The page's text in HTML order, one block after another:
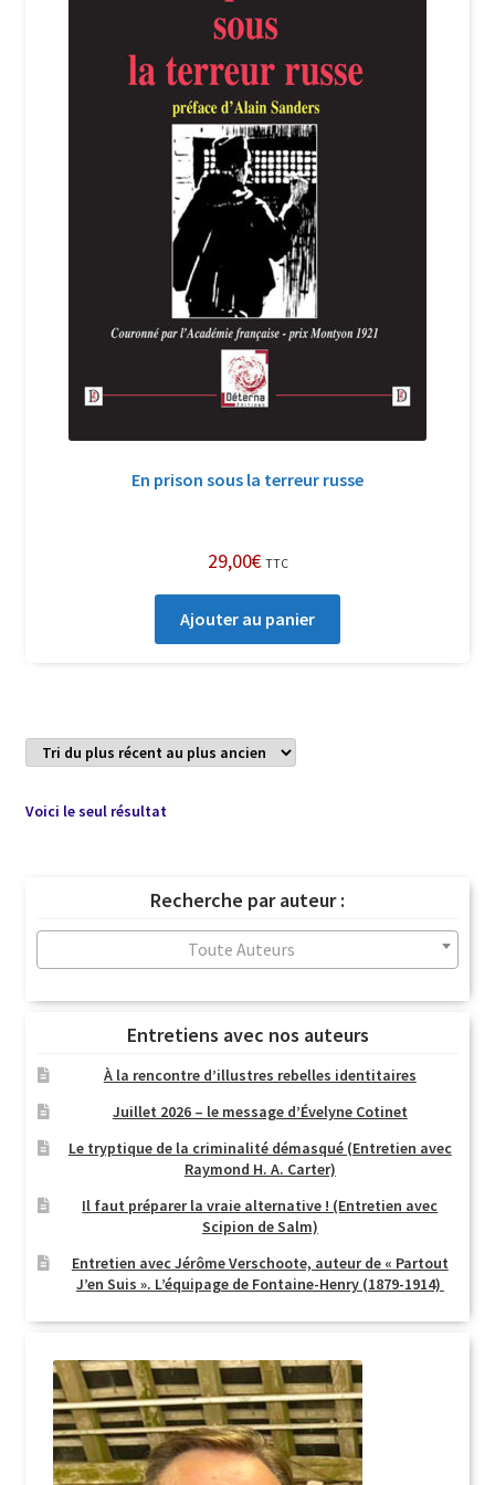
Politique de confidentialité et cookies
Qui sommes-nous ?
Soutien à Philippe Randa
Suivi de la Commande
En prison sous la terreur russe
29,00€ TTC
Ajouter au panier
Voici le seul résultat
Recherche par auteur :
Toute Auteurs
Entretiens avec nos auteurs
À la rencontre d’illustres rebelles identitaires
Juillet 2026 – le message d’Évelyne Cotinet
Le tryptique de la criminalité démasqué (Entretien avec
Raymond H. A. Carter)
Il faut préparer la vraie alternative ! (Entretien avec
Scipion de Salm)
Entretien avec Jérôme Verschoote, auteur de « Partout
J’en Suis ». L’équipage de Fontaine-Henry (1879-1914)